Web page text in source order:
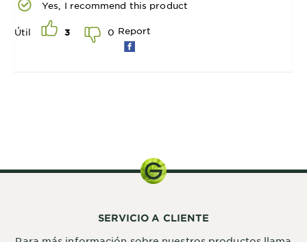
Yes, I recommend this product
Útil 3 0 Report
SERVICIO A CLIENTE